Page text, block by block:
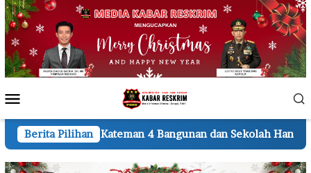
Loncat
ke
konten
Mobile
Berita Pilihan
4 Bangunan dan Sekolah Hangus Lembur